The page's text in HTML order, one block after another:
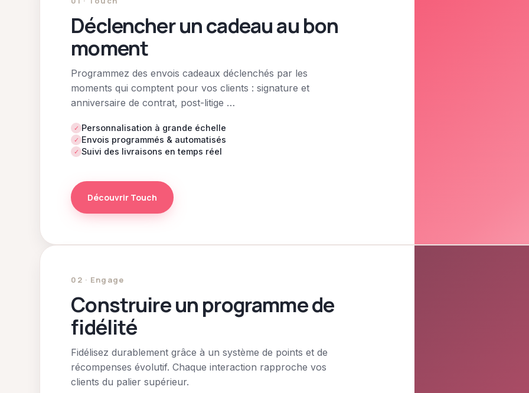
Déclencher un cadeau au bon
moment
Programmez des envois cadeaux déclenchés par les
moments qui comptent pour vos clients : signature et
anniversaire de contrat, post-litige …
✓ Personnalisation à grande échelle
✓ Envois programmés & automatisés
✓ Suivi des livraisons en temps réel
Découvrir Touch
02 · Engage
Construire un programme de
fidélité
Fidélisez durablement grâce à un système de points et de
récompenses évolutif. Chaque interaction rapproche vos
clients du palier supérieur.